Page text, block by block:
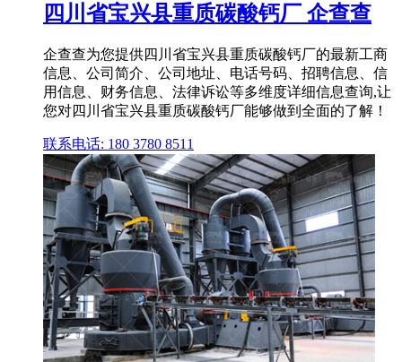
四川省宝兴县重质碳酸钙厂 企查查
企查查为您提供四川省宝兴县重质碳酸钙厂的最新工商
信息、公司简介、公司地址、电话号码、招聘信息、信
用信息、财务信息、法律诉讼等多维度详细信息查询,让
您对四川省宝兴县重质碳酸钙厂能够做到全面的了解！
联系电话: 180 3780 8511